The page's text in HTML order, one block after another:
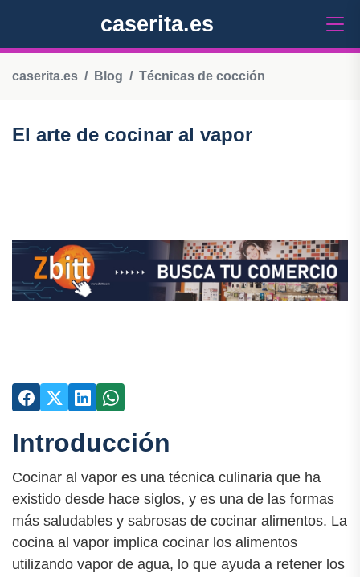
caserita.es
caserita.es Blog Técnicas de cocción
El arte de cocinar al vapor
Introducción
Cocinar al vapor es una técnica culinaria que ha
existido desde hace siglos, y es una de las formas
más saludables y sabrosas de cocinar alimentos. La
cocina al vapor implica cocinar los alimentos
utilizando vapor de agua, lo que ayuda a retener los